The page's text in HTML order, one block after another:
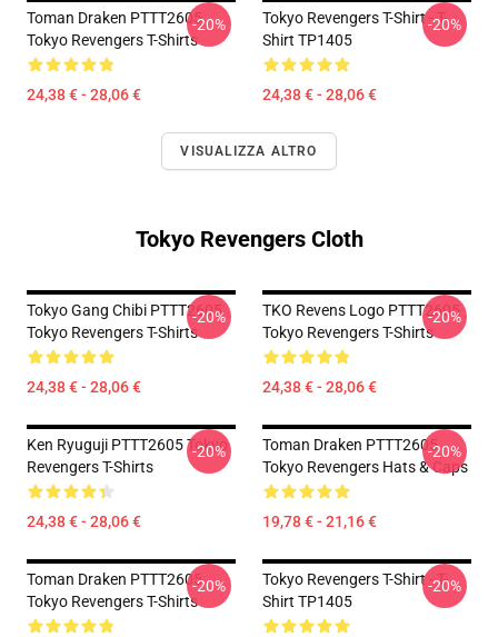
Toman Draken PTTT2605
Tokyo Revengers T-Shirts
24,38 € - 28,06 €
-20%
Tokyo Revengers T-Shirt - T-
Shirt TP1405
24,38 € - 28,06 €
-20%
VISUALIZZA ALTRO
Tokyo Revengers Cloth
Tokyo Gang Chibi PTTT2605
Tokyo Revengers T-Shirts
24,38 € - 28,06 €
-20%
TKO Revens Logo PTTT2605
Tokyo Revengers T-Shirts
24,38 € - 28,06 €
-20%
Ken Ryuguji PTTT2605 Tokyo
Revengers T-Shirts
24,38 € - 28,06 €
-20%
Toman Draken PTTT2605
Tokyo Revengers Hats & Caps
19,78 € - 21,16 €
-20%
Toman Draken PTTT2605
Tokyo Revengers T-Shirts
-20%
Tokyo Revengers T-Shirt - T-
Shirt TP1405
-20%